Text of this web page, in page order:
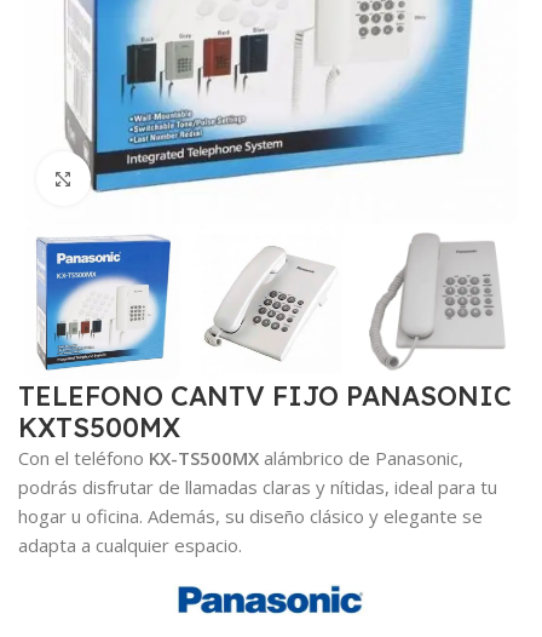
Haga clic para ampliar
TELEFONO CANTV FIJO PANASONIC
KXTS500MX
Con el teléfono KX-TS500MX alámbrico de Panasonic,
podrás disfrutar de llamadas claras y nítidas, ideal para tu
hogar u oficina. Además, su diseño clásico y elegante se
adapta a cualquier espacio.